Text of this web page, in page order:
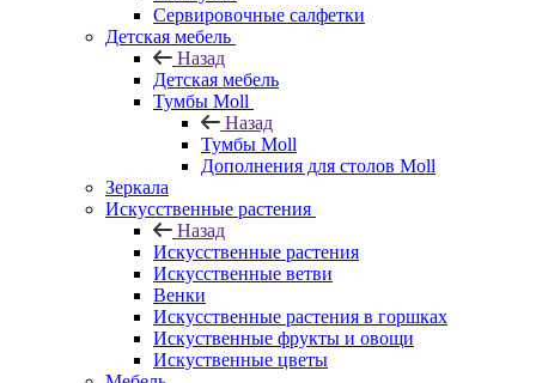
Сервировочные салфетки
Детская мебель
Назад
Детская мебель
Тумбы Moll
Назад
Тумбы Moll
Дополнения для столов Moll
Зеркала
Искусственные растения
Назад
Искусственные растения
Искусственные ветви
Венки
Искусственные растения в горшках
Искуственные фрукты и овощи
Искуственные цветы